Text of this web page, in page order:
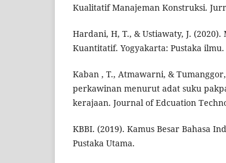
Kualitatif Manajeman Konstruksi.
Hardani, H, T., & Ustiawaty, J.
Kuantitatif. Yogyakarta: Pustaka ilmu.
Kaban , T., Atmawarni, & Tumanggor,
perkawinan menurut adat suku
kerajaan. Journal of Edcuation
KBBI. (2019). Kamus Besar Bahasa
Pustaka Utama.